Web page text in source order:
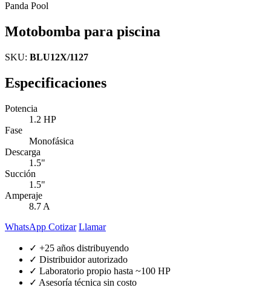
Panda Pool
Motobomba para piscina
SKU: BLU12X/1127
Especificaciones
Potencia
1.2 HP
Fase
Monofásica
Descarga
1.5"
Succión
1.5"
Amperaje
8.7 A
WhatsApp Cotizar Llamar
✓ +25 años distribuyendo
✓ Distribuidor autorizado
✓ Laboratorio propio hasta ~100 HP
✓ Asesoría técnica sin costo